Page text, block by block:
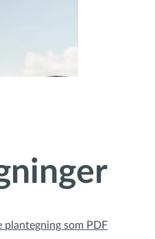
plantegning som PDF